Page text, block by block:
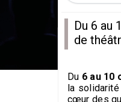
Du 6 au
de
Du 6 au 10
la solidarité
cœur des